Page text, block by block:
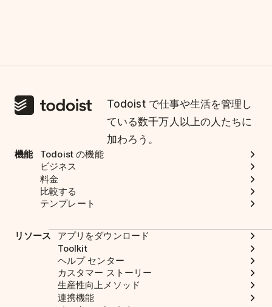
Todoist で仕事や生活を管理し
ている数千万人以上の人たちに
加わろう。
機能
Todoist の機能
ビジネス
料金
比較する
テンプレート
リソース
アプリをダウンロード
Toolkit
ヘルプ センター
カスタマー ストーリー
生産性向上メソッド
連携機能